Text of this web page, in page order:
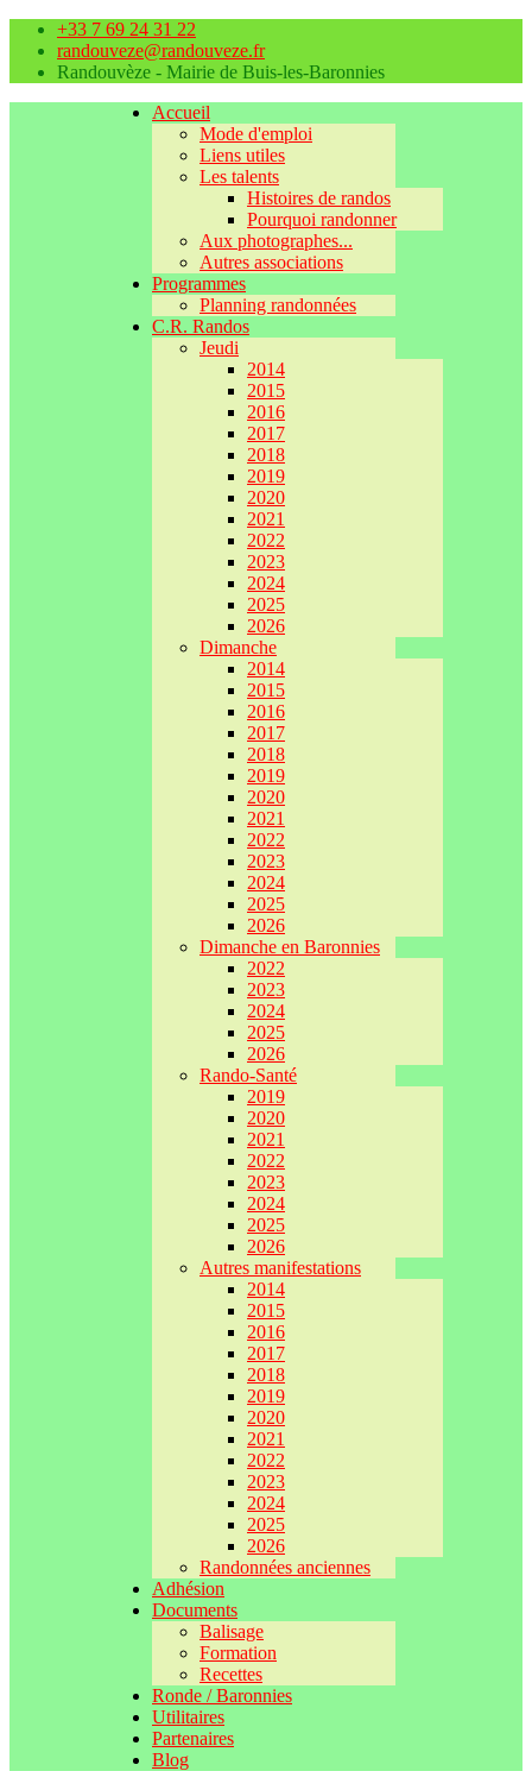
+33 7 69 24 31 22
randouveze@randouveze.fr
Randouvèze - Mairie de Buis-les-Baronnies
Accueil
Mode d'emploi
Liens utiles
Les talents
Histoires de randos
Pourquoi randonner
Aux photographes...
Autres associations
Programmes
Planning randonnées
C.R. Randos
Jeudi
2014
2015
2016
2017
2018
2019
2020
2021
2022
2023
2024
2025
2026
Dimanche
2014
2015
2016
2017
2018
2019
2020
2021
2022
2023
2024
2025
2026
Dimanche en Baronnies
2022
2023
2024
2025
2026
Rando-Santé
2019
2020
2021
2022
2023
2024
2025
2026
Autres manifestations
2014
2015
2016
2017
2018
2019
2020
2021
2022
2023
2024
2025
2026
Randonnées anciennes
Adhésion
Documents
Balisage
Formation
Recettes
Ronde / Baronnies
Utilitaires
Partenaires
Blog